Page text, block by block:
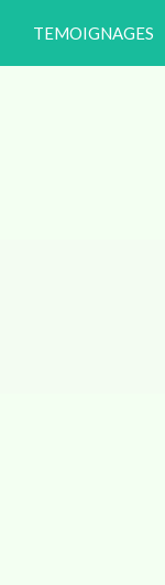
TEMOIGNAGES